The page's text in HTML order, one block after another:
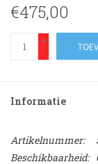
€475,00
+
-
Informatie
Artikelnummer:
Beschikbaarheid: